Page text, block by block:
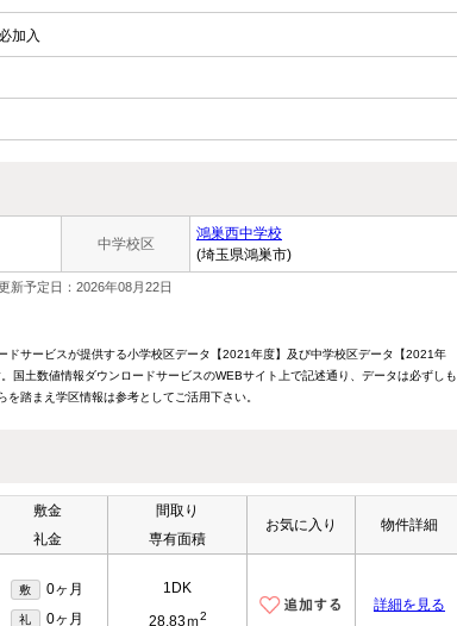
加入
中学校区
鴻巣西中学校
(埼玉県鴻巣市)
新予定日：2026年08月22日
サービスが提供する小学校区データ【2021年度】及び中学校区データ【2021年
国土数値情報ダウンロードサービスのWEBサイト上で記述通り、データは必ずしも
踏まえ学区情報は参考としてご活用下さい。
敷金
礼金
間取り
専有面積
お気に入り 物件詳細
敷 0ヶ月
礼 0ヶ月
1DK
28.83ｍ2
詳細を見る